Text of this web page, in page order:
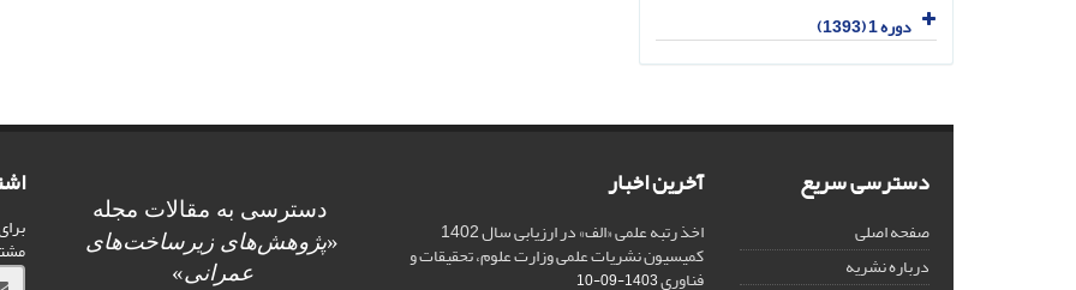
دوره 1 (1393)
دسترسی سریع
صفحه اصلی
درباره نشریه
آخرین اخبار
اخذ رتبه علمی «الف» در ارزیابی سال 1402
کمیسیون نشریات علمی وزارت علوم، تحقیقات و
فناوری1403-09-10
دسترسی به مقالات مجله
«پژوهش‌های زیرساخت‌های
عمرانی»